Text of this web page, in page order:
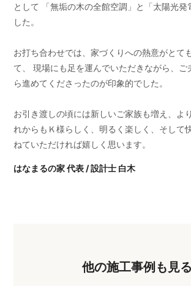
として 「無垢の木の全館空調」と「太陽光発
した。
お打ち合わせでは、家づくりへの熱意がとて
て、 現場にも足を運んでいただきながら、ご
ら進めてくださったのが印象的でした。
お引き渡しの頃には新しいご家族も増え、よ
れからもＫ様らしく、明るく楽しく、そして
ねていただければ嬉しく思います。
はなまるの家 代表 / 設計士 白木
他の施工事例も見る